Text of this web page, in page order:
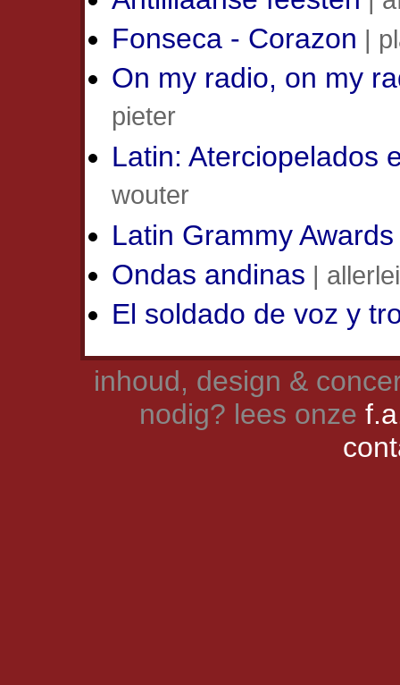
Fonseca - Corazon |
On my radio, on my
pieter
Latin: Aterciopelados
wouter
Latin Grammy Awards
Ondas andinas |
El soldado de voz y
inhoud, design &
nodig? lees onze